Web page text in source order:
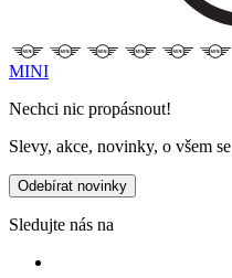
MINI
Nechci nic propásnout!
Slevy, akce, novinky, o všem
Odebírat novinky
Sledujte nás na